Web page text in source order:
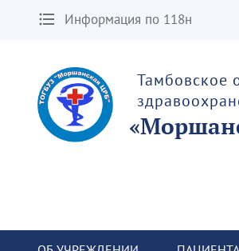
Информация по 118н
Тамбовское